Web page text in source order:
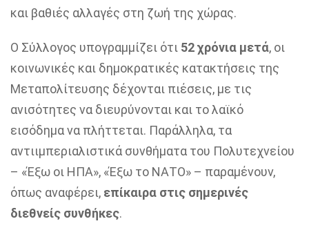
και βαθιές αλλαγές στη ζωή της χώρας.
Ο Σύλλογος υπογραμμίζει ότι 52 χρόνια μετά, οι
κοινωνικές και δημοκρατικές κατακτήσεις της
Μεταπολίτευσης δέχονται πιέσεις, με τις
ανισότητες να διευρύνονται και το λαϊκό
εισόδημα να πλήττεται. Παράλληλα, τα
αντιιμπεριαλιστικά συνθήματα του Πολυτεχνείου
– «Έξω οι ΗΠΑ», «Έξω το ΝΑΤΟ» – παραμένουν,
όπως αναφέρει, επίκαιρα στις σημερινές
διεθνείς συνθήκες.